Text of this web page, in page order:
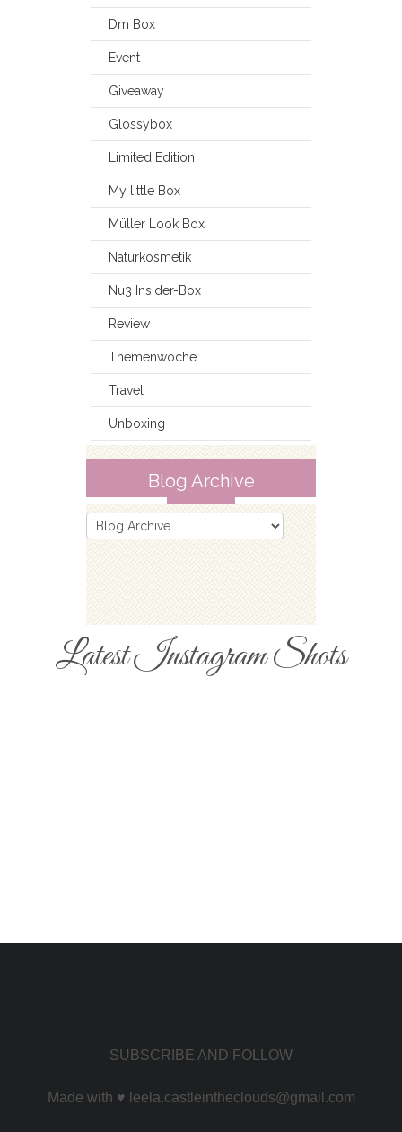
Dm Box
Event
Giveaway
Glossybox
Limited Edition
My little Box
Müller Look Box
Naturkosmetik
Nu3 Insider-Box
Review
Themenwoche
Travel
Unboxing
Blog Archive
Latest Instagram Shots
SUBSCRIBE AND FOLLOW
Made with ♥ leela.castleintheclouds@gmail.com